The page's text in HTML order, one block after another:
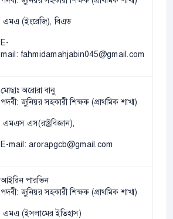
এমএ (ইংরেজি), বিএড
E-
mail: fahmidamahjabin045@gmail.com
মোছাঃ অরোরা বানু
পদবী: জুনিয়র সহকারী শিক্ষক (প্রাথমিক শাখা)
এমএস এস(রাষ্ট্রবিজ্ঞান),
E-mail: arorapgcb@gmail.com
আইরিন পারভিন
পদবী: জুনিয়র সহকারী শিক্ষক (প্রাথমিক শাখা)
এমএ (ইসলামের ইতিহাস)